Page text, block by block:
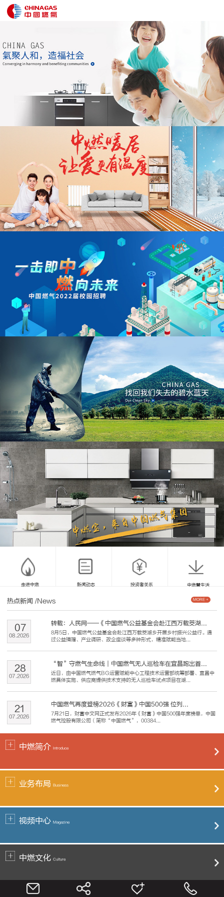
走进中燃 新闻动态 投资者关系 中燃慧生活
热点新闻 /News
转载：人民网——《中国燃气公益基金会赴江西万载茭湖...
8月5日，中国燃气公益基金会赴江西万载茭湖乡开展乡村振兴公益行。通
过公益捐赠、产业调研、政企座谈等多种形式，精准赋能当地...
08.2026
07
“智”守燃气生命线｜中国燃气无人巡检车在宜昌跑出首...
近日，由中国燃气燃气BG运营赋能中心工程技术运营部统筹部署、宜昌中
燃具体实施、供应商提供技术支持的无人巡检车试点项目在湖...
07.2026
28
中国燃气再度登榜2026《财富》中国500强 位列...
7月21日，财富中文网正式发布2026年《财富》中国500强年度榜单，中国
燃气控股有限公司（简称“中国燃气”，00384...
07.2026
21
MORE +
中燃简介 Introduce
业务布局 Business
视频中心 Magazine
中燃文化 Culture